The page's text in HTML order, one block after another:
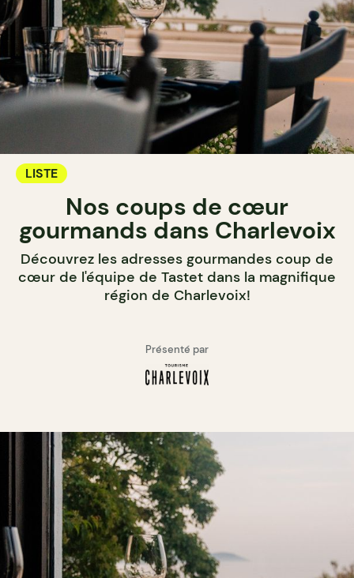
LISTE
Nos coups de cœur
gourmands dans Charlevoix
Découvrez les adresses gourmandes coup de
cœur de l'équipe de Tastet dans la magnifique
région de Charlevoix!
Présenté par